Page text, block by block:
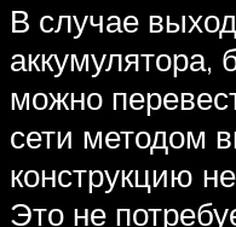
В случае
аккумулятора,
можно
сети методом
конструкцию
Это не